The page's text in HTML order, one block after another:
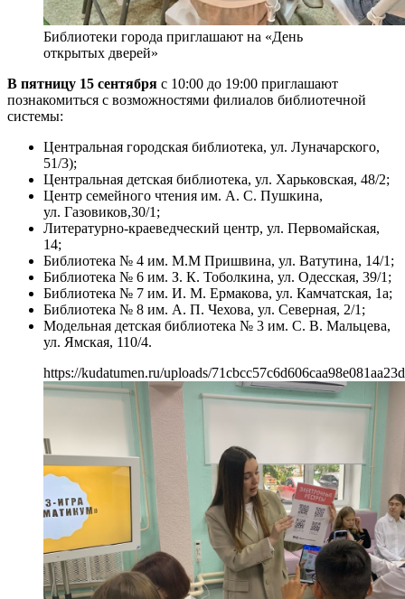
Библиотеки города приглашают на «День
открытых дверей»
В пятницу 15 сентября с 10:00 до 19:00 приглашают
познакомиться с возможностями филиалов библиотечной
системы:
Центральная городская библиотека, ул. Луначарского,
51/3);
Центральная детская библиотека, ул. Харьковская, 48/2;
Центр семейного чтения им. А. С. Пушкина,
ул. Газовиков,30/1;
Литературно-краеведческий центр, ул. Первомайская,
14;
Библиотека № 4 им. М.М Пришвина, ул. Ватутина, 14/1;
Библиотека № 6 им. З. К. Тоболкина, ул. Одесская, 39/1;
Библиотека № 7 им. И. М. Ермакова, ул. Камчатская, 1а;
Библиотека № 8 им. А. П. Чехова, ул. Северная, 2/1;
Модельная детская библиотека № 3 им. С. В. Мальцева,
ул. Ямская, 110/4.
https://kudatumen.ru/uploads/